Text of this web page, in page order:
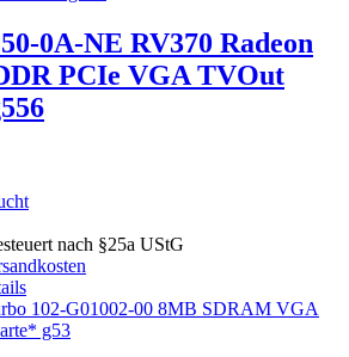
0A-NE RV370 Radeon
PCIe VGA TVOut
nach §25a UStG